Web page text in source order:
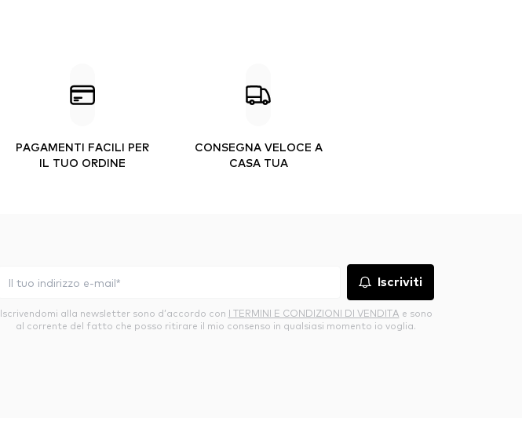
PAGAMENTI FACILI PER
IL TUO ORDINE
CONSEGNA VELOCE A
CASA TUA
Iscriviti
Iscrivendomi alla newsletter sono d’accordo con I TERMINI E CONDIZIONI DI VENDITA e sono
al corrente del fatto che posso ritirare il mio consenso in qualsiasi momento io voglia.